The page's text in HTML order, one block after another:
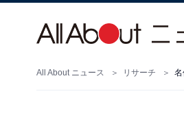
All About ニュース リサーチ